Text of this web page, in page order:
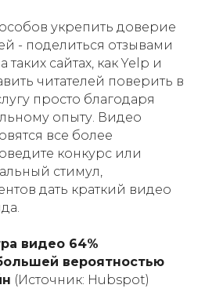
укрепить доверие
- поделиться отзывами
сайтах, как Yelp и
читателей поверить в
просто благодаря
опыту. Видео
все более
конкурс или
стимул,
дать краткий видео
видео 64%
вероятностью
(Источник: Hubspot)